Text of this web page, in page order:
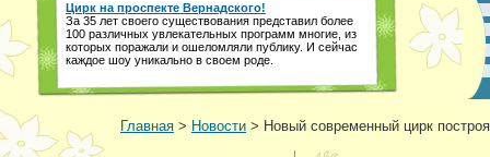
Цирк на проспекте Вернадского!
За 35 лет своего существования представил более
100 различных увлекательных программ многие, из
которых поражали и ошеломляли публику. И сейчас
каждое шоу уникально в своем роде.
Главная > Новости > Новый современный цирк